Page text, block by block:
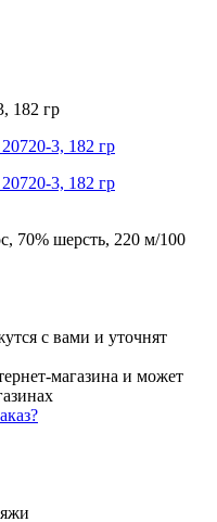
182 гр
шерсть, 220 м/100
с вами и уточнят
магазина и может